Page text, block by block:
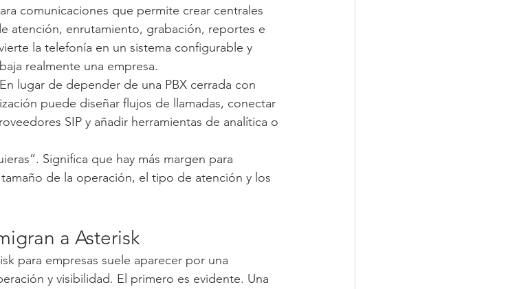
comunicaciones que permite crear centrales
atención, enrutamiento, grabación, reportes e
la telefonía en un sistema configurable y
realmente una empresa.
lugar de depender de una PBX cerrada con
puede diseñar flujos de llamadas, conectar
SIP y añadir herramientas de analítica o
Significa que hay más margen para
de la operación, el tipo de atención y los
a Asterisk
para empresas suele aparecer por una
y visibilidad. El primero es evidente. Una